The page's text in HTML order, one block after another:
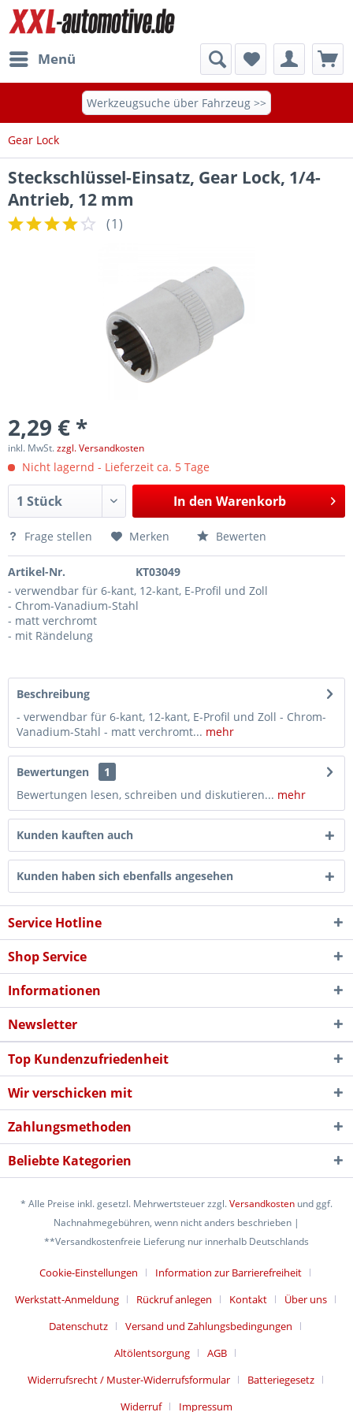
Menü
Werkzeugsuche über Fahrzeug >>
Gear Lock
Steckschlüssel-Einsatz, Gear Lock, 1/4-
Antrieb, 12 mm
(1)
2,29 € *
inkl. MwSt.zzgl. Versandkosten
Nicht lagernd - Lieferzeit ca. 5 Tage
In den Warenkorb
Frage stellen Merken Bewerten
Artikel-Nr.
KT03049
- verwendbar für 6-kant, 12-kant, E-Profil und Zoll
- Chrom-Vanadium-Stahl
- matt verchromt
- mit Rändelung
Beschreibung
- verwendbar für 6-kant, 12-kant, E-Profil und Zoll - Chrom-
Vanadium-Stahl - matt verchromt... mehr
Bewertungen
1
Bewertungen lesen, schreiben und diskutieren... mehr
Kunden kauften auch
Kunden haben sich ebenfalls angesehen
Service Hotline
Shop Service
Informationen
Newsletter
Top Kundenzufriedenheit
Wir verschicken mit
Zahlungsmethoden
Beliebte Kategorien
* Alle Preise inkl. gesetzl. Mehrwertsteuer zzgl.Versandkosten und ggf.
Nachnahmegebühren, wenn nicht anders beschrieben |
**Versandkostenfreie Lieferung nur innerhalb Deutschlands
Cookie-Einstellungen
Information zur Barrierefreiheit
Werkstatt-Anmeldung
Rückruf anlegen Kontakt
Über uns
Datenschutz
Versand und Zahlungsbedingungen
Altölentsorgung
AGB
Widerrufsrecht / Muster-Widerrufsformular
Batteriegesetz
Widerruf
Impressum